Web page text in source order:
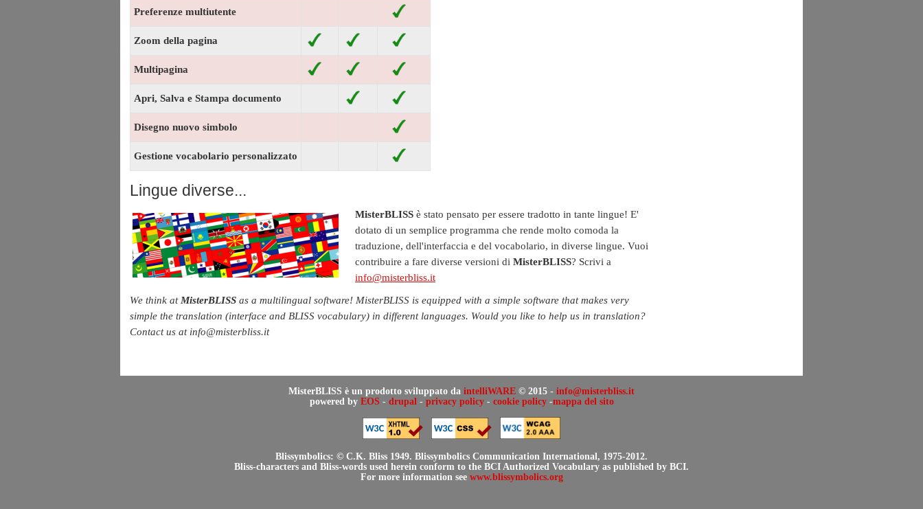
Preferenze multiutente
Zoom della pagina
Multipagina
Apri, Salva e Stampa documento
Disegno nuovo simbolo
Gestione vocabolario personalizzato
Lingue diverse...
MisterBLISS è stato pensato per essere tradotto in tante lingue! E'
dotato di un semplice programma che rende molto comoda la
traduzione, dell'interfaccia e del vocabolario, in diverse lingue. Vuoi
contribuire a fare diverse versioni di MisterBLISS? Scrivi a
info@misterbliss.it
We think atMisterBLISS as a multilingual software! MisterBLISS is equipped with a simple software that makes very
simple the translation (interface and BLISS vocabulary) in different languages​​. Would you like to help us in translation?
Contact us at info@misterbliss.it
MisterBLISS è un prodotto sviluppato da intelliWARE © 2015 - info@misterbliss.it
powered by EOS - drupal- privacy policy- cookie policy-mappa del sito
Blissymbolics: © C.K. Bliss 1949. Blissymbolics Communication International, 1975-2012.
Bliss-characters and Bliss-words used herein conform to the BCI Authorized Vocabulary as published by BCI.
For more information see www.blissymbolics.org